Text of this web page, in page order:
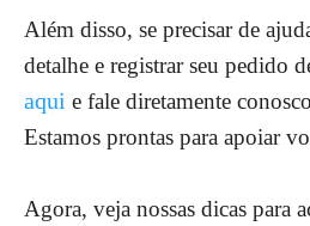
Além disso, se precisar de
detalhe e registrar seu pedido
aqui e fale diretamente
Estamos prontas para apoiar
Agora, veja nossas dicas para